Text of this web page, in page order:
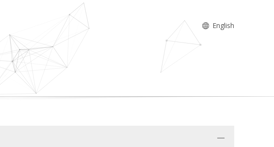
English